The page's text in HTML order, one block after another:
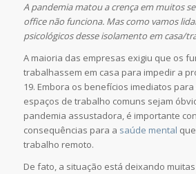
A pandemia matou a crença em muitos
office não funciona. Mas como vamos
psicológicos desse isolamento em casa/
A maioria das empresas exigiu que os
trabalhassem em casa para impedir a
19. Embora os benefícios imediatos
espaços de trabalho comuns sejam
pandemia assustadora, é importante
consequências para a saúde mental
trabalho remoto.
De fato, a situação está deixando